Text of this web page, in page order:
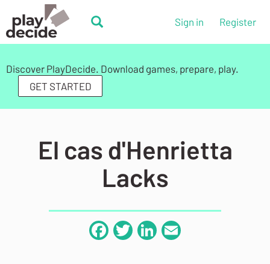
main
content
PlayDecide
PlayDecide
Sign in Register
Discover PlayDecide. Download games, prepare, play.
GET STARTED
El cas d'Henrietta
Lacks
Facebook
TwitterLinkedIn